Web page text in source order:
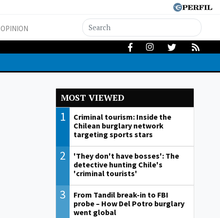
OPINION
MOST VIEWED
1
Criminal tourism: Inside the
Chilean burglary network
targeting sports stars
2
'They don't have bosses': The
detective hunting Chile's
'criminal tourists'
3
From Tandil break-in to FBI
probe – How Del Potro burglary
went global